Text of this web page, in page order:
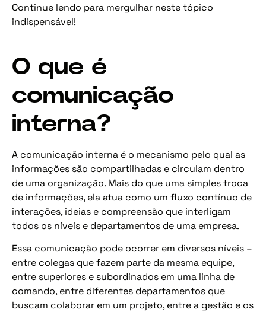
Continue lendo para mergulhar neste tópico
indispensável!
O que é
comunicação
interna?
A comunicação interna é o mecanismo pelo qual as
informações são compartilhadas e circulam dentro
de uma organização. Mais do que uma simples troca
de informações, ela atua como um fluxo contínuo de
interações, ideias e compreensão que interligam
todos os níveis e departamentos de uma empresa.
Essa comunicação pode ocorrer em diversos níveis –
entre colegas que fazem parte da mesma equipe,
entre superiores e subordinados em uma linha de
comando, entre diferentes departamentos que
buscam colaborar em um projeto, entre a gestão e os